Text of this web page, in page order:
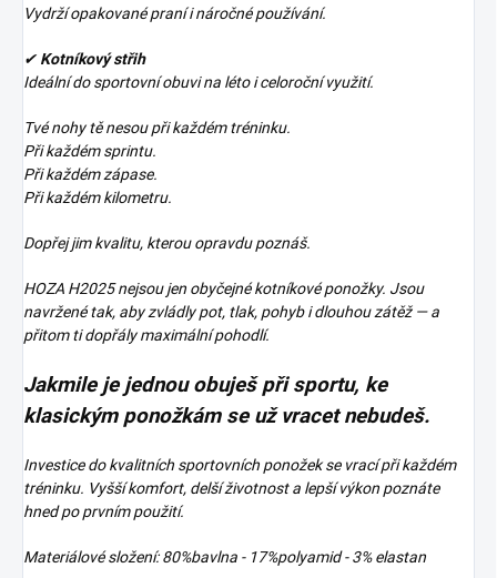
Vydrží opakované praní i náročné používání.
✔ Kotníkový střih
Ideální do sportovní obuvi na léto i celoroční využití.
Tvé nohy tě nesou při každém tréninku.
Při každém sprintu.
Při každém zápase.
Při každém kilometru.
Dopřej jim kvalitu, kterou opravdu poznáš.
HOZA H2025 nejsou jen obyčejné kotníkové ponožky. Jsou
navržené tak, aby zvládly pot, tlak, pohyb i dlouhou zátěž — a
přitom ti dopřály maximální pohodlí.
Jakmile je jednou obuješ při sportu, ke
klasickým ponožkám se už vracet nebudeš.
Investice do kvalitních sportovních ponožek se vrací při každém
tréninku. Vyšší komfort, delší životnost a lepší výkon poznáte
hned po prvním použití.
Materiálové složení: 80%bavlna - 17%polyamid - 3% elastan